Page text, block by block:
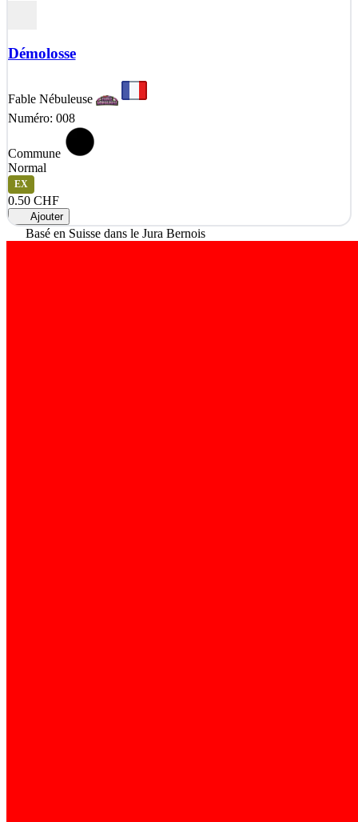
Démolosse
Fable Nébuleuse
Numéro: 008
Commune
Normal
EX
0.50 CHF
Ajouter
Basé en Suisse dans le Jura Bernois